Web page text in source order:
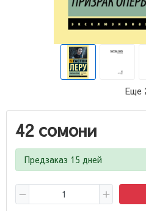
Еще
42 сомони
Предзаказ 15 дней